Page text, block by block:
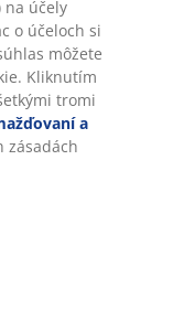
na účely
o účeloch si
môžete
Kliknutím
tromi
a
zásadách